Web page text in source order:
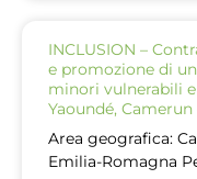
INCLUSION –
e promozione di
minori vulnerabili
Yaoundé, Camerun
Area geografica:
Emilia-Romagna